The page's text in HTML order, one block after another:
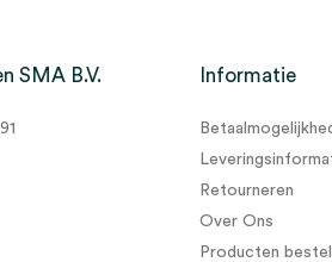
SMA B.V. Informatie
Retourneren
Over Ons
Producten